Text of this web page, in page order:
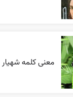
معنی کلمه شهیار